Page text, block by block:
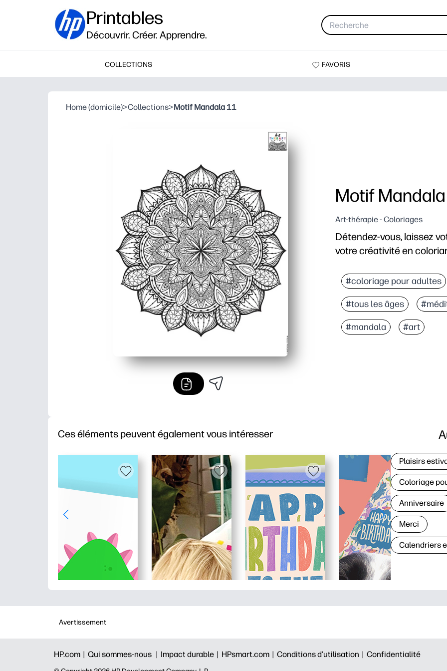
Printables
Découvrir. Créer. Apprendre.
COLLECTIONS FAVORIS
Home (domicile)>Collections>Motif Mandala 11
Motif Mandala
Art-thérapie - Coloriages
Détendez-vous, laissez
votre créativité en
Print and Go : aucune
Le design complexe
Améliore le contrôle
Convient aux salles de
#coloriage pour adultes
#tous les âges
#mandala #art
Ces éléments peuvent également vous intéresser
Plaisirs
Coloriage
Anniversaire
Merci
Calendriers
Avertissement
HP.com | Qui sommes-nous | Impact durable | HPsmart.com | Conditions d’utilisation | Confidentialité